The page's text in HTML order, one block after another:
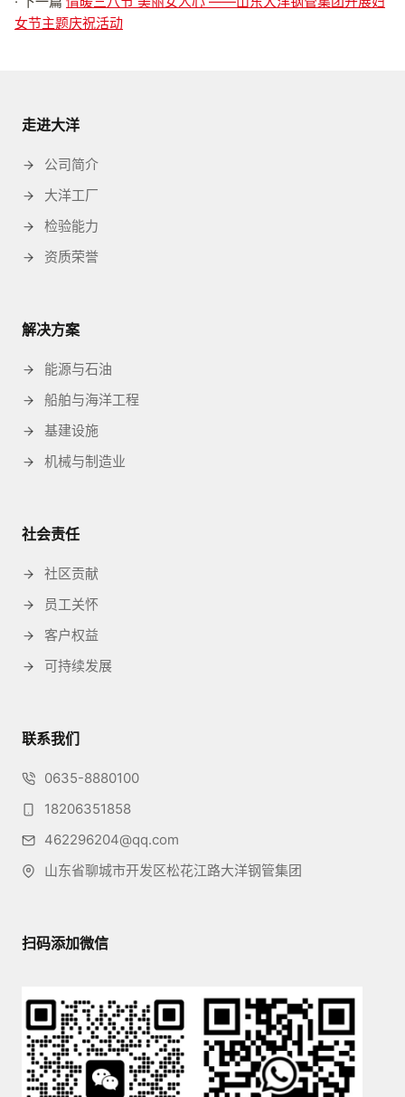
女节主题庆祝活动
走进大洋
公司简介
大洋工厂
检验能力
资质荣誉
解决方案
能源与石油
船舶与海洋工程
基建设施
机械与制造业
社会责任
社区贡献
员工关怀
客户权益
可持续发展
联系我们
0635-8880100
18206351858
462296204@qq.com
山东省聊城市开发区松花江路大洋钢管集团
扫码添加微信